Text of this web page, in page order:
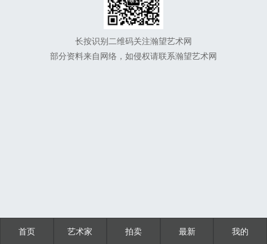
长按识别二维码关注瀚望艺术网
部分资料来自网络，如侵权请联系瀚望艺术网
首页 艺术家 拍卖 最新 我的